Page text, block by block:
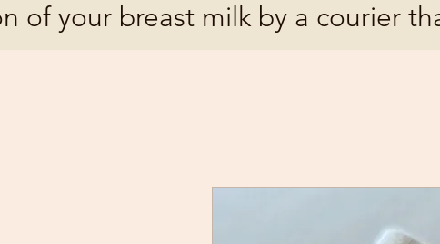
of your breast milk by a courier